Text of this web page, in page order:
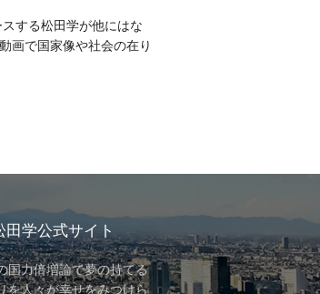
する松田学が他にはな
画で国家像や社会の在り
田学公式サイト
国力倍増論で夢の持てる
を人々が幸せをみつけら